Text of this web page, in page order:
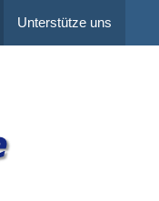
Unterstütze uns